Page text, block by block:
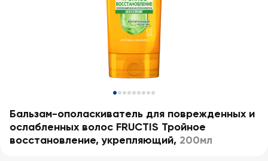
Бальзам-ополаскиватель для поврежденных и
ослабленных волос FRUCTIS Тройное
восстановление, укрепляющий, 200мл